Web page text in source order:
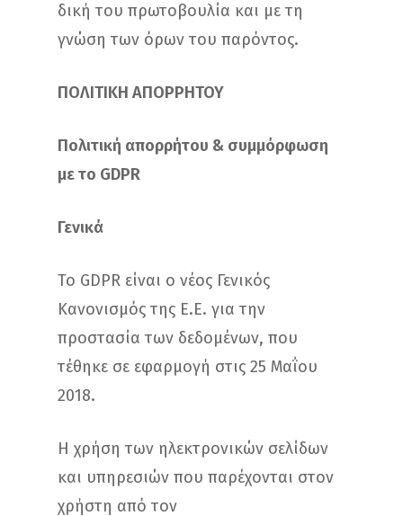
δική του πρωτοβουλία και με τη
γνώση των όρων του παρόντος.
ΠΟΛΙΤΙΚΗ ΑΠΟΡΡΗΤΟΥ
Πολιτική απορρήτου & συμμόρφωση
με το GDPR
Γενικά
Το GDPR είναι ο νέος Γενικός
Κανονισμός της Ε.Ε. για την
προστασία των δεδομένων, που
τέθηκε σε εφαρμογή στις 25 Μαΐου
2018.
Η χρήση των ηλεκτρονικών σελίδων
και υπηρεσιών που παρέχονται στον
χρήστη από τον